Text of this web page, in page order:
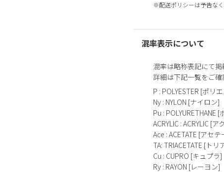
※配送ポリシーは予告なく
混率表示について
混率は略称表記にて掲
詳細は下記一覧をご確
P : POLYESTER [ポリ
Ny : NYLON [ナイロン]
Pu : POLYURETHANE
ACRYLIC : ACRYLIC [ア
Ace : ACETATE [アセテ
TA: TRIACETATE [トリ
Cu : CUPRO [キュプラ]
Ry : RAYON [レーヨン]